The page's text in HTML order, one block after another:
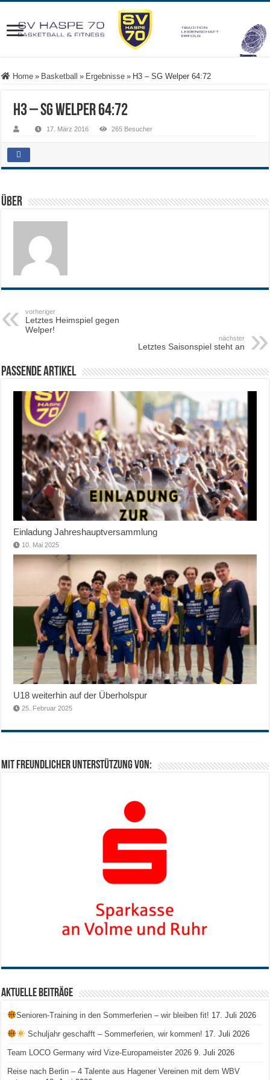
Home » Basketball » Ergebnisse » H3 – SG Welper 64:72
H3 – SG Welper 64:72
17. März 2016 265 Besucher
Über
vorheriger
Letztes Heimspiel gegen
Welper!
nächster
Letztes Saisonspiel steht an
Passende Artikel
Einladung Jahreshauptversammlung
10. Mai 2025
U18 weiterhin auf der Überholspur
25. Februar 2025
Mit freundlicher Unterstützung von:
Aktuelle Beiträge
Senioren-Training in den Sommerferien – wir bleiben fit! 17. Juli 2026
Schuljahr geschafft – Sommerferien, wir kommen! 17. Juli 2026
Team LOCO Germany wird Vize-Europameister 2026 9. Juli 2026
Reise nach Berlin – 4 Talente aus Hagener Vereinen mit dem WBV